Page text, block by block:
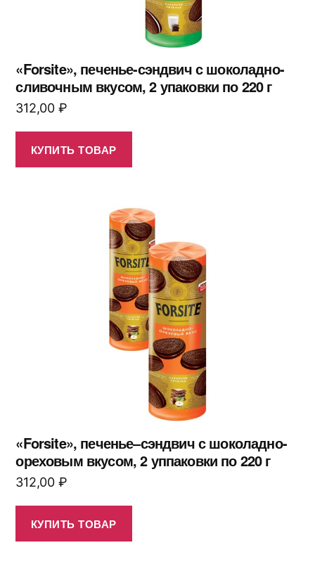
«Forsite», печенье-сэндвич с шоколадно-
сливочным вкусом, 2 упаковки по 220 г
312,00 ₽
КУПИТЬ ТОВАР
«Forsite», печенье–сэндвич с шоколадно-
ореховым вкусом, 2 уппаковки по 220 г
312,00 ₽
КУПИТЬ ТОВАР